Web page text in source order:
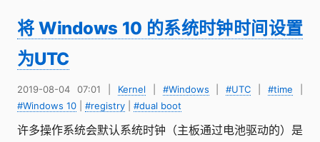
将 Windows 10 的系统时钟时间设置
为UTC
2019-08-04 07:01 Kernel #Windows |#UTC |#time
#Windows 10
#registry #dual boot
许多操作系统会默认系统时钟（主板通过电池驱动的）是